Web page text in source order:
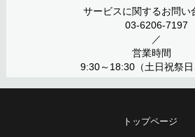
サービスに関するお問
03-6206-7197
／
営業時間
9:30～18:30（土日祝祭日
トップページ